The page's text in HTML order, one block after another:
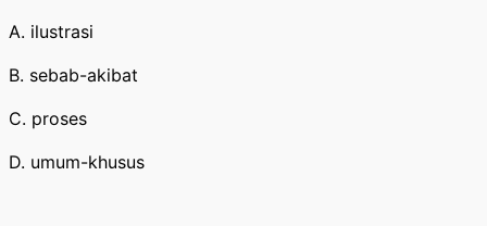
A. ilustrasi
B. sebab-akibat
C. proses
D. umum-khusus